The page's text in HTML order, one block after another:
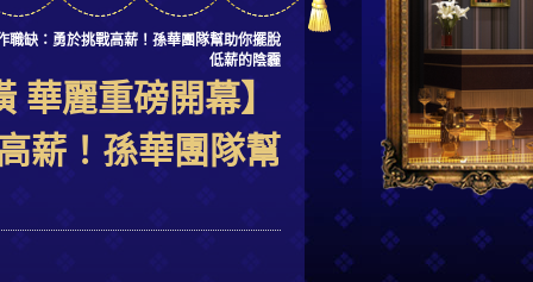
職缺：勇於挑戰高薪！孫華團隊幫助你擺脫
低薪的陰霾
麗重磅開幕】
薪！孫華團隊幫